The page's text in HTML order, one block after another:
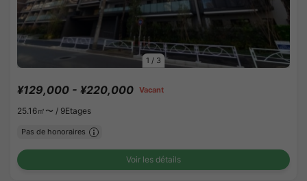
1 / 3
¥129,000 - ¥220,000 Vacant
25.16㎡〜 / 9Etages
Pas de honoraires
Voir les détails